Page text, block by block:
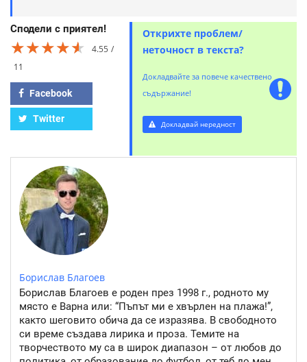
Сподели с приятел!
★★★★★
★★★★★
★★★★★
4.55
11
Facebook
Twitter
Открихте проблем/
неточност в текста?
Докладвайте за повече качествено
съдържание!
Докладвай нередност
Борислав Благоев
Борислав Благоев е роден през 1998 г., родното му
място е Варна или: “Пъпът ми е хвърлен на плажа!”,
както шеговито обича да се изразява. В свободното
си време създава лирика и проза. Темите на
творчеството му са в широк диапазон – от любов до